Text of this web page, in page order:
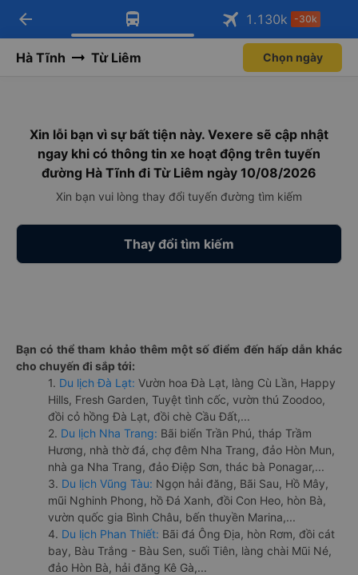
Tải app Vexere ngay!
Nhận ưu đãi thành viên độc
Mở app
Tải app Vexere
-30k/ghế khi đặt vé máy bay qua
Mở app
arrow_back 1.130k -30k
Hà Tĩnh Từ Liêm Chọn ngày
Xin lỗi bạn vì sự bất tiện này. Vexere sẽ cập nhật
ngay khi có thông tin xe hoạt động trên tuyến
đường Hà Tĩnh đi Từ Liêm ngày 10/08/2026
Xin bạn vui lòng thay đổi tuyến đường tìm kiếm
Thay đổi tìm kiếm
Bạn có thể tham khảo thêm một số điểm đến hấp dẫn khác
cho chuyến đi sắp tới:
1. Du lịch Đà Lạt: Vườn hoa Đà Lạt, làng Cù Lần, Happy
Hills, Fresh Garden, Tuyệt tình cốc, vườn thú Zoodoo,
đồi cỏ hồng Đà Lạt, đồi chè Cầu Đất,...
2. Du lịch Nha Trang: Bãi biển Trần Phú, tháp Trầm
Hương, nhà thờ đá, chợ đêm Nha Trang, đảo Hòn Mun,
nhà ga Nha Trang, đảo Điệp Sơn, thác bà Ponagar,...
3. Du lịch Vũng Tàu: Ngọn hải đăng, Bãi Sau, Hồ Mây,
mũi Nghinh Phong, hồ Đá Xanh, đồi Con Heo, hòn Bà,
vườn quốc gia Bình Châu, bến thuyền Marina,...
4. Du lịch Phan Thiết: Bãi đá Ông Địa, hòn Rơm, đồi cát
bay, Bàu Trắng - Bàu Sen, suối Tiên, làng chài Mũi Né,
đảo Hòn Bà, hải đăng Kê Gà,...